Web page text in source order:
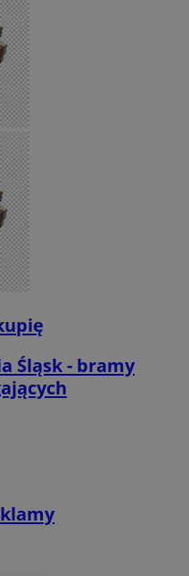
Śląsk - bramy